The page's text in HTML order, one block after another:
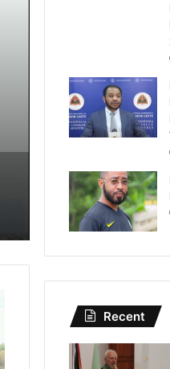
Lei
Recent